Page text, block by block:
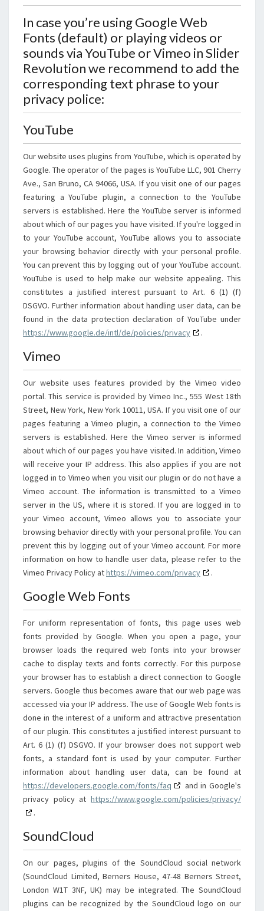
In case you’re using Google Web
Fonts (default) or playing videos or
sounds via YouTube or Vimeo in Slider
Revolution we recommend to add the
corresponding text phrase to your
privacy police:
YouTube
Our website uses plugins from YouTube, which is operated by
Google. The operator of the pages is YouTube LLC, 901 Cherry
Ave., San Bruno, CA 94066, USA. If you visit one of our pages
featuring a YouTube plugin, a connection to the YouTube
servers is established. Here the YouTube server is informed
about which of our pages you have visited. If you're logged in
to your YouTube account, YouTube allows you to associate
your browsing behavior directly with your personal profile.
You can prevent this by logging out of your YouTube account.
YouTube is used to help make our website appealing. This
constitutes a justified interest pursuant to Art. 6 (1) (f)
DSGVO. Further information about handling user data, can be
found in the data protection declaration of YouTube under
https://www.google.de/intl/de/policies/privacy
.
Vimeo
Our website uses features provided by the Vimeo video
portal. This service is provided by Vimeo Inc., 555 West 18th
Street, New York, New York 10011, USA. If you visit one of our
pages featuring a Vimeo plugin, a connection to the Vimeo
servers is established. Here the Vimeo server is informed
about which of our pages you have visited. In addition, Vimeo
will receive your IP address. This also applies if you are not
logged in to Vimeo when you visit our plugin or do not have a
Vimeo account. The information is transmitted to a Vimeo
server in the US, where it is stored. If you are logged in to
your Vimeo account, Vimeo allows you to associate your
browsing behavior directly with your personal profile. You can
prevent this by logging out of your Vimeo account. For more
information on how to handle user data, please refer to the
Vimeo Privacy Policy athttps://vimeo.com/privacy .
Google Web Fonts
For uniform representation of fonts, this page uses web
fonts provided by Google. When you open a page, your
browser loads the required web fonts into your browser
cache to display texts and fonts correctly. For this purpose
your browser has to establish a direct connection to Google
servers. Google thus becomes aware that our web page was
accessed via your IP address. The use of Google Web fonts is
done in the interest of a uniform and attractive presentation
of our plugin. This constitutes a justified interest pursuant to
Art. 6 (1) (f) DSGVO. If your browser does not support web
fonts, a standard font is used by your computer. Further
information about handling user data, can be found at
https://developers.google.com/fonts/faq
and in Google's
privacy policy at https://www.google.com/policies/privacy/
.
SoundCloud
On our pages, plugins of the SoundCloud social network
(SoundCloud Limited, Berners House, 47-48 Berners Street,
London W1T 3NF, UK) may be integrated. The SoundCloud
plugins can be recognized by the SoundCloud logo on our